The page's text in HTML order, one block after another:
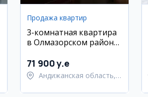
Продажа квартир
3-комнатная квартира
в Олмазорском районе,
71 900 y.e
Андижанская область,